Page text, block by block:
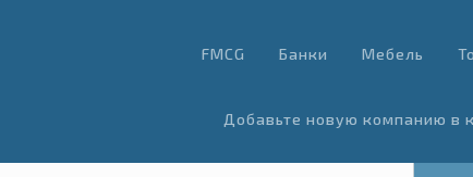
FMCG Банки Мебель
Добавьте новую компанию в